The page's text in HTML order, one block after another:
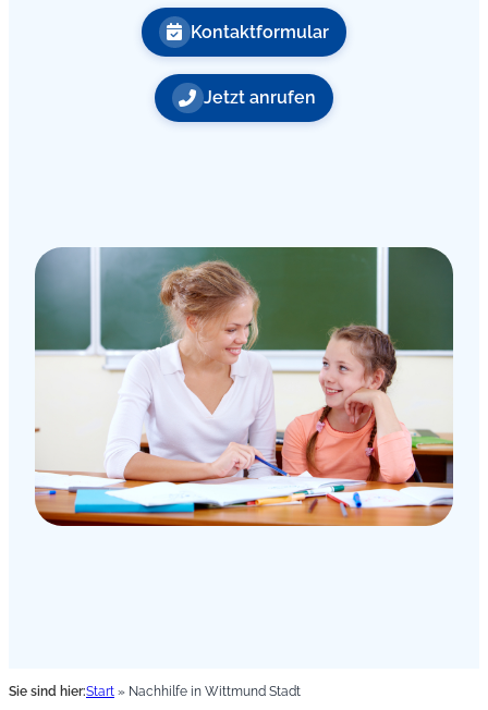
Kontaktformular
Jetzt anrufen
Sie sind hier:Start » Nachhilfe in Wittmund Stadt